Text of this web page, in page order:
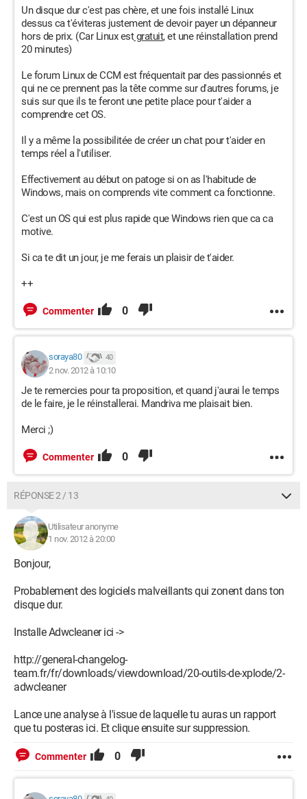
Un disque dur c'est pas chère, et une fois installé Linux
dessus ca t'éviteras justement de devoir payer un dépanneur
hors de prix. (Car Linux estgratuit, et une réinstallation prend
20 minutes)
Le forum Linux de CCM est fréquentait par des passionnés et
qui ne ce prennent pas la tête comme sur d'autres forums, je
suis sur que ils te feront une petite place pour t'aider a
comprendre cet OS.
Il y a même la possibilitée de créer un chat pour t'aider en
temps réel a l'utiliser.
Effectivement au début on patoge si on as l'habitude de
Windows, mais on comprends vite comment ca fonctionne.
C'est un OS qui est plus rapide que Windows rien que ca ca
motive.
Si ca te dit un jour, je me ferais un plaisir de t'aider.
++
Commenter 0
soraya80 40
2 nov. 2012 à 10:10
Je te remercies pour ta proposition, et quand j'aurai le temps
de le faire, je le réinstallerai. Mandriva me plaisait bien.
Merci ;)
Commenter 0
RÉPONSE 2 / 13
Utilisateur anonyme
1 nov. 2012 à 20:00
Bonjour,
Probablement des logiciels malveillants qui zonent dans ton
disque dur.
Installe Adwcleaner ici ->
http://general-changelog-
team.fr/fr/downloads/viewdownload/20-outils-de-xplode/2-
adwcleaner
Lance une analyse à l'issue de laquelle tu auras un rapport
que tu posteras ici. Et clique ensuite sur suppression.
Commenter 0